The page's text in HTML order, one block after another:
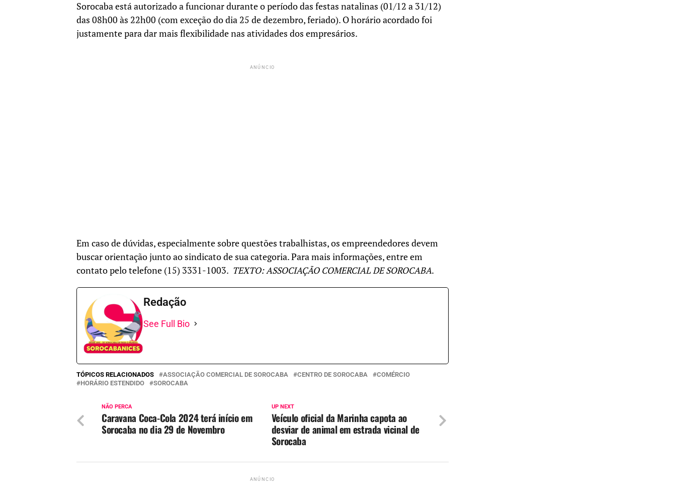
Sorocaba está autorizado a funcionar durante o período das festas natalinas (01/12 a 31/12)
das 08h00 às 22h00 (com exceção do dia 25 de dezembro, feriado). O horário acordado foi
justamente para dar mais flexibilidade nas atividades dos empresários.
ANÚNCIO
Em caso de dúvidas, especialmente sobre questões trabalhistas, os empreendedores devem
buscar orientação junto ao sindicato de sua categoria. Para mais informações, entre em
contato pelo telefone (15) 3331-1003. TEXTO: ASSOCIAÇÃO COMERCIAL DE SOROCABA.
Redação
See Full Bio
TÓPICOS RELACIONADOS ASSOCIAÇÃO COMERCIAL DE SOROCABA CENTRO DE SOROCABA
COMÉRCIO
HORÁRIO ESTENDIDO
SOROCABA
UP NEXT
Veículo oficial da Marinha capota ao
desviar de animal em estrada vicinal de
Sorocaba
NÃO PERCA
Caravana Coca-Cola 2024 terá início em
Sorocaba no dia 29 de Novembro
ANÚNCIO